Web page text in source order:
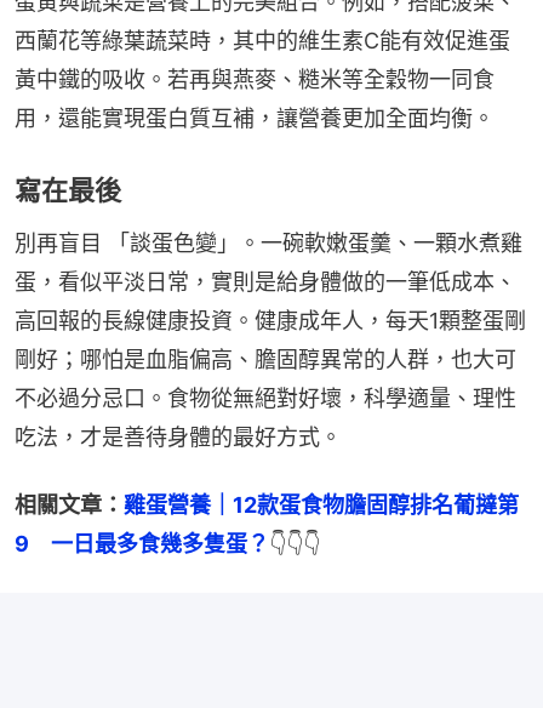
西蘭花等綠葉蔬菜時，其中的維生素C能有效促進蛋
黃中鐵的吸收。若再與燕麥、糙米等全穀物一同食
用，還能實現蛋白質互補，讓營養更加全面均衡。
寫在最後
別再盲目 「談蛋色變」。一碗軟嫩蛋羹、一顆水煮雞
蛋，看似平淡日常，實則是給身體做的一筆低成本、
高回報的長線健康投資。健康成年人，每天1顆整蛋剛
剛好；哪怕是血脂偏高、膽固醇異常的人群，也大可
不必過分忌口。食物從無絕對好壞，科學適量、理性
吃法，才是善待身體的最好方式。
相關文章： 雞蛋營養｜12款蛋食物膽固醇排名葡撻第
9　一日最多食幾多隻蛋？ 👇👇👇